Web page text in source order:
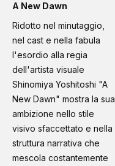
A New Dawn
Ridotto nel minutaggio,
nel cast e nella fabula
l'esordio alla regia
dell'artista visuale
Shinomiya Yoshitoshi "A
New Dawn" mostra la sua
ambizione nello stile
visivo sfaccettato e nella
struttura narrativa che
mescola costantemente